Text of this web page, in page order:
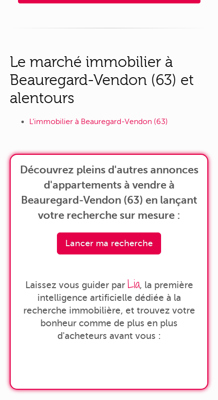
Le marché immobilier à
Beauregard-Vendon (63) et
alentours
L'immobilier à Beauregard-Vendon (63)
Découvrez pleins d'autres annonces
d'appartements à vendre à
Beauregard-Vendon (63) en lançant
votre recherche sur mesure :
Lancer ma recherche
Laissez vous guider par Lia, la première
intelligence artificielle dédiée à la
recherche immobilière, et trouvez votre
bonheur comme de plus en plus
d'acheteurs avant vous :